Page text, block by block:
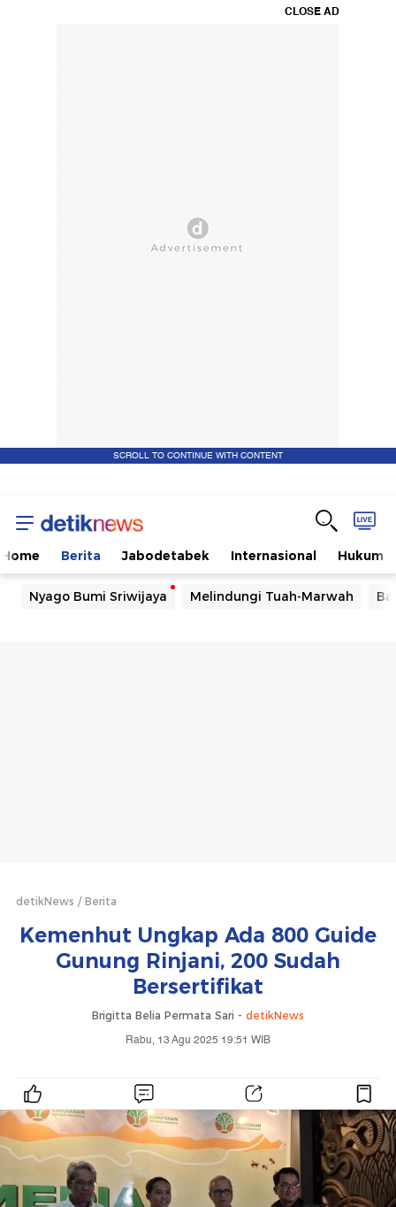
CLOSE AD
SCROLL TO CONTINUE WITH CONTENT
Home Berita Jabodetabek Internasional Hukum
Nyago Bumi Sriwijaya Melindungi Tuah-Marwah
detikNews Berita
Kemenhut Ungkap Ada 800 Guide
Gunung Rinjani, 200 Sudah
Bersertifikat
Brigitta Belia Permata Sari - detikNews
Rabu, 13 Agu 2025 19:51 WIB